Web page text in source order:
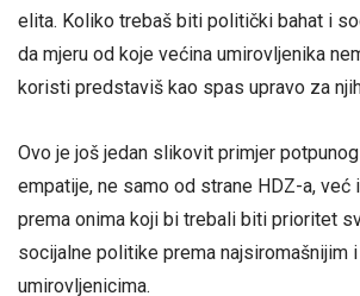
elita. Koliko trebaš biti politički bahat i
da mjeru od koje većina umirovljenika
koristi predstaviš kao spas upravo za
Ovo je još jedan slikovit primjer
empatije, ne samo od strane HDZ-a, već
prema onima koji bi trebali biti prioritet
socijalne politike prema najsiromašnijim
umirovljenicima.